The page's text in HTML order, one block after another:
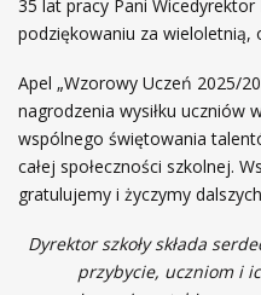
35 lat pracy Pani
podziękowaniu za wieloletnią,
Apel „Wzorowy Uczeń 2025/
nagrodzenia wysiłku uczniów
wspólnego świętowania
całej społeczności szkolnej.
gratulujemy i życzymy
Dyrektor szkoły składa
przybycie, uczniom i